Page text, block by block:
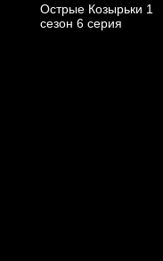
Острые Козырьки 1
cезон 6 cерия